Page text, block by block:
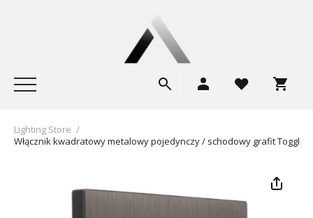
Lighting Store /
Włącznik kwadratowy metalowy pojedynczy / schodowy grafit